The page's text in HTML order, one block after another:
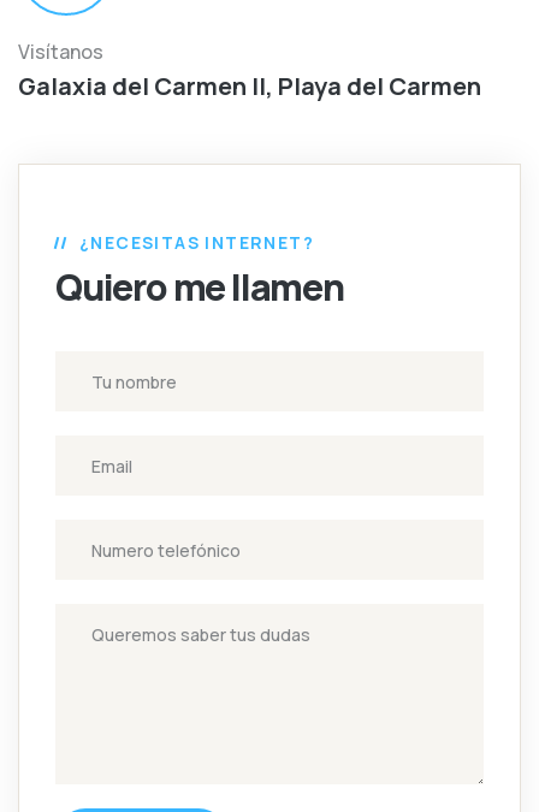
Visítanos
Galaxia del Carmen II, Playa del Carmen
¿NECESITAS INTERNET?
Quiero me llamen